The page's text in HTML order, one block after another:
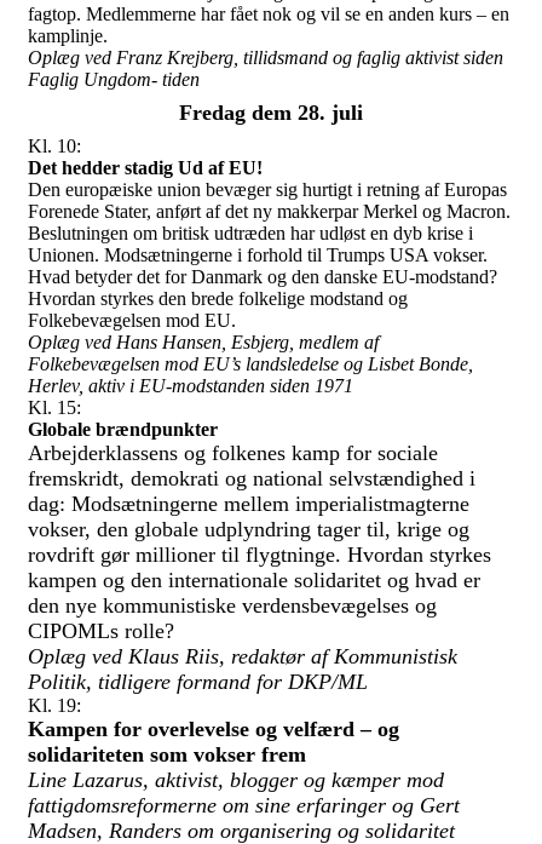
fagtop. Medlemmerne har fået nok og vil se en anden kurs – en
kamplinje.
Oplæg ved Franz Krejberg, tillidsmand og faglig aktivist siden
Faglig Ungdom- tiden
Fredag dem 28. juli
Kl. 10:
Det hedder stadig Ud af EU!
Den europæiske union bevæger sig hurtigt i retning af Europas
Forenede Stater, anført af det ny makkerpar Merkel og Macron.
Beslutningen om britisk udtræden har udløst en dyb krise i
Unionen. Modsætningerne i forhold til Trumps USA vokser.
Hvad betyder det for Danmark og den danske EU-modstand?
Hvordan styrkes den brede folkelige modstand og
Folkebevægelsen mod EU.
Oplæg ved Hans Hansen, Esbjerg, medlem af
Folkebevægelsen mod EU’s landsledelse og Lisbet Bonde,
Herlev, aktiv i EU-modstanden siden 1971
Kl. 15:
Globale brændpunkter
Arbejderklassens og folkenes kamp for sociale
fremskridt, demokrati og national selvstændighed i
dag: Modsætningerne mellem imperialistmagterne
vokser, den globale udplyndring tager til, krige og
rovdrift gør millioner til flygtninge. Hvordan styrkes
kampen og den internationale solidaritet og hvad er
den nye kommunistiske verdensbevægelses og
CIPOMLs rolle?
Oplæg ved Klaus Riis, redaktør af Kommunistisk
Politik, tidligere formand for DKP/ML
Kl. 19:
Kampen for overlevelse og velfærd – og
solidariteten som vokser frem
Line Lazarus, aktivist, blogger og kæmper mod
fattigdomsreformerne om sine erfaringer og Gert
Madsen, Randers om organisering og solidaritet